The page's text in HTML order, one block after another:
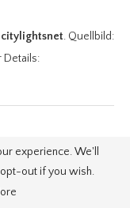
citylightsnet. Quellbild:
Details:
Betten
experience. We'll
out if you wish.